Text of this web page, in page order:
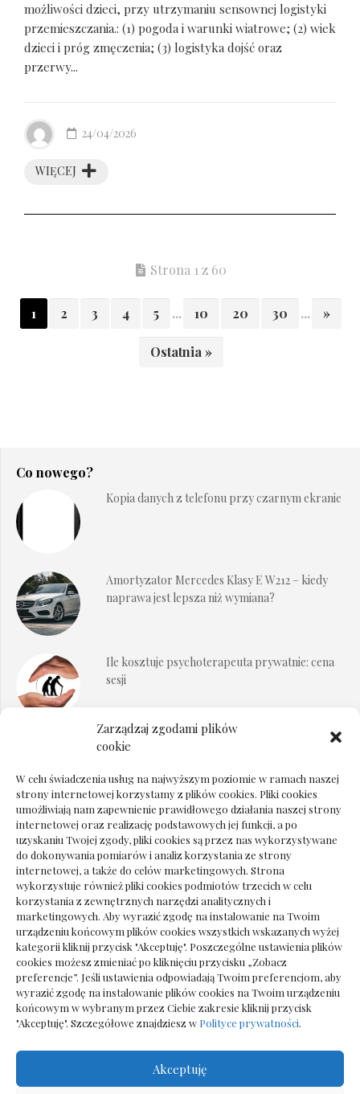
Zarządzaj zgodami plików
cookie
W celu świadczenia usług na najwyższym poziomie w ramach naszej
strony internetowej korzystamy z plików cookies. Pliki cookies
umożliwiają nam zapewnienie prawidłowego działania naszej strony
internetowej oraz realizację podstawowych jej funkcji, a po
uzyskaniu Twojej zgody, pliki cookies są przez nas wykorzystywane
do dokonywania pomiarów i analiz korzystania ze strony
internetowej, a także do celów marketingowych. Strona
wykorzystuje również pliki cookies podmiotów trzecich w celu
korzystania z zewnętrznych narzędzi analitycznych i
marketingowych. Aby wyrazić zgodę na instalowanie na Twoim
urządzeniu końcowym plików cookies wszystkich wskazanych wyżej
kategorii kliknij przycisk "Akceptuję". Poszczególne ustawienia plików
cookies możesz zmieniać po kliknięciu przycisku „Zobacz
preferencje”. Jeśli ustawienia odpowiadają Twoim preferencjom, aby
wyrazić zgodę na instalowanie plików cookies na Twoim urządzeniu
końcowym w wybranym przez Ciebie zakresie kliknij przycisk
"Akceptuję". Szczegółowe znajdziesz w Polityce prywatności.
Akceptuję
możliwości dzieci, przy utrzymaniu sensownej logistyki
przemieszczania.: (1) pogoda i warunki wiatrowe; (2) wiek
dzieci i próg zmęczenia; (3) logistyka dojść oraz
przerwy...
WIĘCEJ
24/04/2026
Strona 1 z 60
1 2 3 4 5 ... 10 20 30 ... »
Ostatnia »
Co nowego?
Kopia danych z telefonu przy czarnym ekranie
Amortyzator Mercedes Klasy E W212 – kiedy
naprawa jest lepsza niż wymiana?
Ile kosztuje psychoterapeuta prywatnie: cena
sesji
Dokumenty do odbioru przy zmianie biura
Deska podłogowa do salonu: jak wybrać bez
pośpiechu